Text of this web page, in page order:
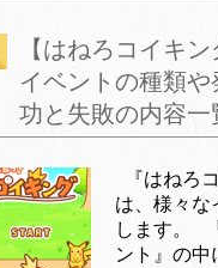
【はねろコイキ
イベントの種類
功と失敗の内容一
『はねろ
は、様々な
します。
ント』の中